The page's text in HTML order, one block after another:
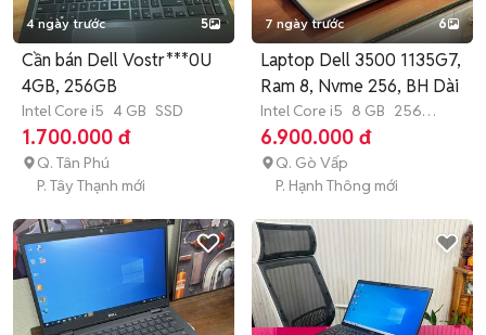
4 ngày trước 5
Cần bán Dell Vostr***0U
4GB, 256GB
Intel Core i5 4 GB SSD
1.700.000 đ
Q. Tân Phú
P. Tây Thạnh mới
7 ngày trước 6
Laptop Dell 3500 1135G7,
Ram 8, Nvme 256, BH Dài
Intel Core i5 8 GB 256
GB SSD
6.900.000 đ
Q. Gò Vấp
P. Hạnh Thông mới